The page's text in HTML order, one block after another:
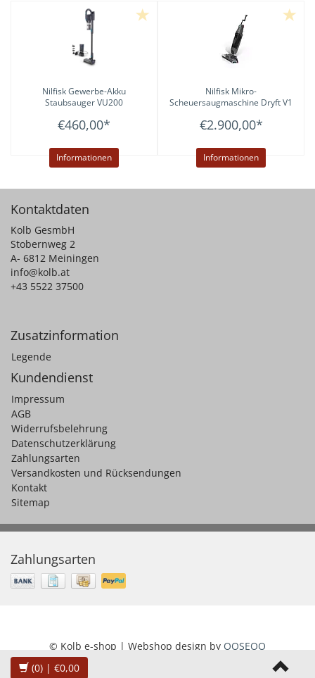
NilfiskGewerbe-Akku
Staubsauger VU200
€460,00*
Informationen
Nilfisk Mikro-
Scheuersaugmaschine Dryft V1
€2.900,00*
Informationen
Kontaktdaten
Kolb GesmbH
Stobernweg 2
A- 6812 Meiningen
info@kolb.at
+43 5522 37500
Zusatzinformation
Legende
Kundendienst
Impressum
AGB
Widerrufsbelehrung
Datenschutzerklärung
Zahlungsarten
Versandkosten und Rücksendungen
Kontakt
Sitemap
Zahlungsarten
© Kolb e-shop | Webshop design by OOSEOO
(0) | €0,00